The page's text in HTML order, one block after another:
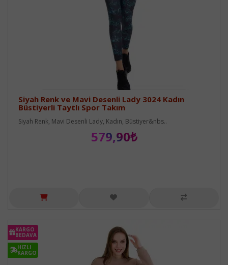
Siyah Renk ve Mavi Desenli Lady 3024 Kadın
Büstiyerli Taytlı Spor Takım
Siyah Renk, Mavi Desenli Lady, Kadın, Büstiyer&nbs..
579,90₺
KARGO
BEDAVA
HIZLI
KARGO